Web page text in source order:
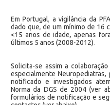
Em Portugal, a vigilância da
dado que, de um mínimo de 16
<15 anos de idade, apenas
últimos 5 anos (2008-2012).
Solicita-se assim a
especialmente
notificado e investigados
Norma da DGS de 2004 (ver
formulários de notificação e